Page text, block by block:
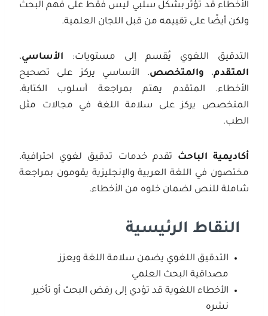
الأخطاء قد تؤثر بشكل سلبي ليس فقط على فهم البحث
ولكن أيضًا على تقييمه من قبل اللجان العلمية.
التدقيق اللغوي يُقسم إلى مستويات: الأساسي،
المتقدم، والمتخصص. الأساسي يركز على تصحيح
الأخطاء. المتقدم يهتم بمراجعة أسلوب الكتابة.
المتخصص يركز على سلامة اللغة في مجالات مثل
الطب.
أكاديمية الباحث تقدم خدمات تدقيق لغوي احترافية.
مختصون في اللغة العربية والإنجليزية يقومون بمراجعة
شاملة للنص لضمان خلوه من الأخطاء.
النقاط الرئيسية
التدقيق اللغوي يضمن سلامة اللغة ويعزز
مصداقية البحث العلمي
الأخطاء اللغوية قد تؤدي إلى رفض البحث أو تأخير
نشره